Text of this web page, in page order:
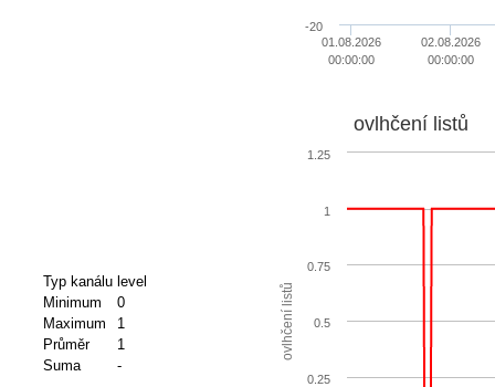
01.08.2026
00:00:00
02.08.2026
00:00:00
-20
Typ kanálu level
Minimum
0
Maximum
1
Průměr
1
Suma
-
ovlhčení listů
ovlhčení listů
0.25
0.5
0.75
1
1.25